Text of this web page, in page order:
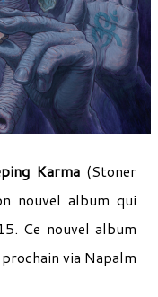
Karma(Stoner
nouvel album qui
Ce nouvel album
via Napalm